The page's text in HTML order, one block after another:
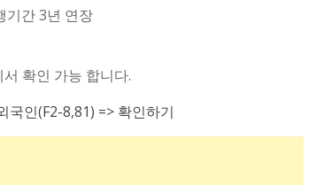
기간 3년 연장
확인 가능 합니다.
국인(F2-8,81) => 확인하기